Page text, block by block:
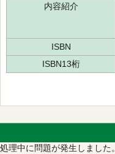
内容紹介
ISBN
ISBN13桁
処理中に問題が発生しました